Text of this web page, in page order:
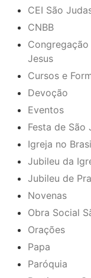
CEI São
CNBB
Jesus
Cursos e
Devoção
Eventos
Festa de São
Igreja no
Jubileu da
Jubileu de
Novenas
Obra Social
Orações
Papa
Paróquia